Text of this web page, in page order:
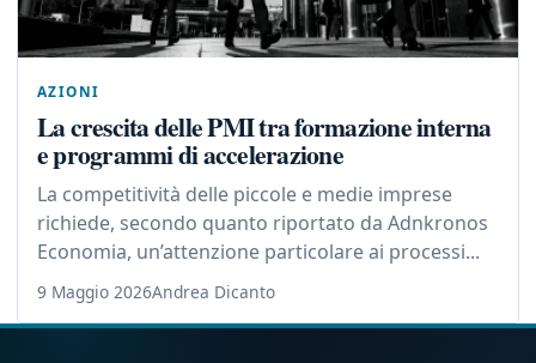
AZIONI
La crescita delle PMI tra formazione interna
e programmi di accelerazione
La competitività delle piccole e medie imprese
richiede, secondo quanto riportato da Adnkronos
Economia, un’attenzione particolare ai processi...
9 Maggio 2026Andrea Dicanto